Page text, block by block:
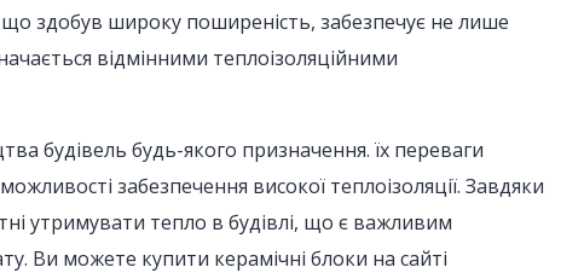
здобув широку поширеність, забезпечує не лише
відмінними теплоізоляційними
будівель будь-якого призначення. їх переваги
забезпечення високої теплоізоляції. Завдяки
утримувати тепло в будівлі, що є важливим
Ви можете купити керамічні блоки на сайті